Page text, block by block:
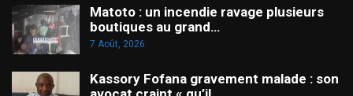
Matoto : un incendie ravage plusieurs
boutiques au grand…
7 Août, 2026
Kassory Fofana gravement malade : son